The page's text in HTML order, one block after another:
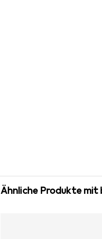
Ähnliche Produkte